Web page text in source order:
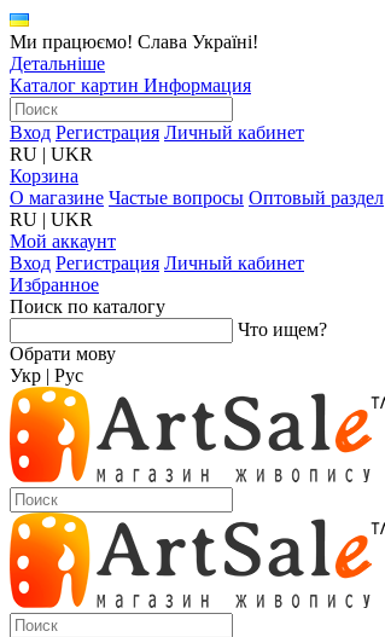
Ми працюємо! Слава Україні!
Детальніше
Каталог картин Информация
Вход Регистрация Личный кабинет
RU | UKR
Корзина
О магазине Частые вопросы Оптовый раздел
RU | UKR
Мой аккаунт
Вход Регистрация Личный кабинет
Избранное
Поиск по каталогу
Что ищем?
Обрати мову
Укр | Рус